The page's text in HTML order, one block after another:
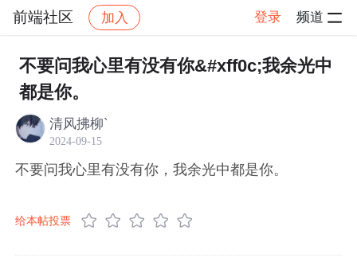
前端社区 加入 登录 频道
社区 前端社区 感慨 帖子详情
不要问我心里有没有你&#xff0c;我余光中
都是你。
清风拂柳`
2024-09-15
不要问我心里有没有你，我余光中都是你。
给本帖投票